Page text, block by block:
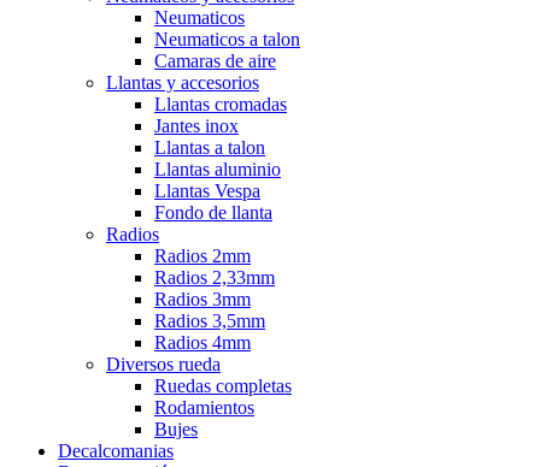
Neumaticos
Neumaticos a talon
Camaras de aire
Llantas y accesorios
Llantas cromadas
Jantes inox
Llantas a talon
Llantas aluminio
Llantas Vespa
Fondo de llanta
Radios
Radios 2mm
Radios 2,33mm
Radios 3mm
Radios 3,5mm
Radios 4mm
Diversos rueda
Ruedas completas
Rodamientos
Bujes
Decalcomanias